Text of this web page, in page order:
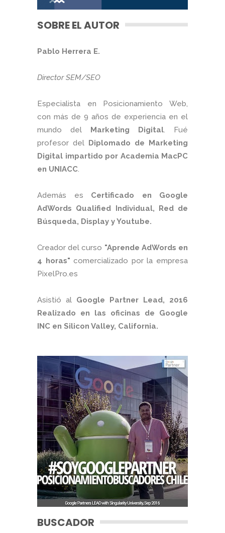
SOBRE EL AUTOR
Pablo Herrera E.
Director SEM/SEO
Especialista en Posicionamiento Web,
con más de 9 años de experiencia en el
mundo del
Marketing Digital. Fué
profesor del
Diplomado de Marketing
Digital impartido por Academia MacPC
en UNIACC.
Además es Certificado en Google
AdWords Qualified Individual, Red de
Búsqueda, Display y Youtube.
Creador del curso "Aprende AdWords en
4 horas" comercializado por la empresa
PixelPro.es
Asistió al Google Partner Lead, 2016
Realizado en las oficinas de Google
INC en Silicon Valley, California.
BUSCADOR